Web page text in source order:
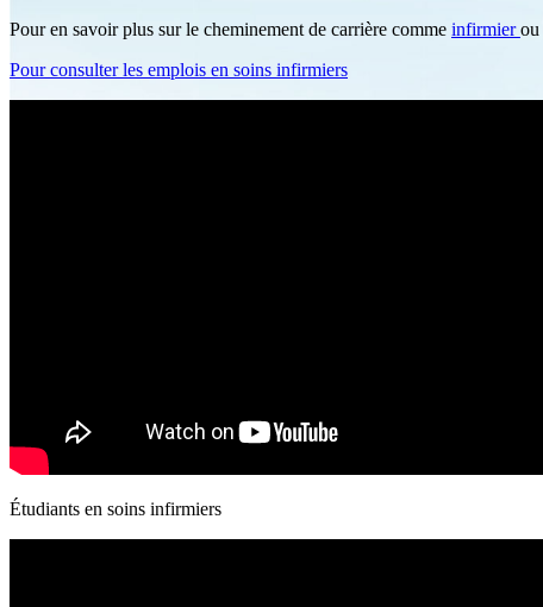
Pour en savoir plus sur le cheminement de carrière comme infirmierou
Pour consulter les emplois en soins infirmiers
Étudiants en soins infirmiers